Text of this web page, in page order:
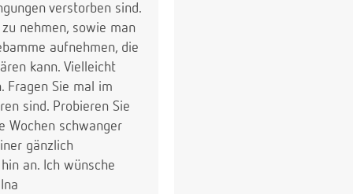
verstorben sind.
nehmen, sowie man
aufnehmen, die
kann. Vielleicht
Fragen Sie mal im
sind. Probieren Sie
Wochen schwanger
gänzlich
an. Ich wünsche